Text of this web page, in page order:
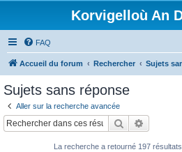
Korvigelloù An
FAQ
Accueil du forum Rechercher Sujets
Sujets sans réponse
Aller sur la recherche avancée
Rechercher
La recherche a retourné 197 résultats